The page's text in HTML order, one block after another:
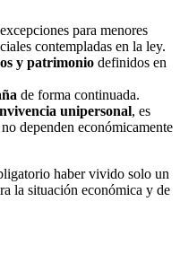
para menores
contempladas en la ley.
y patrimonio definidos en
de forma continuada.
unipersonal, es
dependen económicamente
haber vivido solo un
la situación económica y de